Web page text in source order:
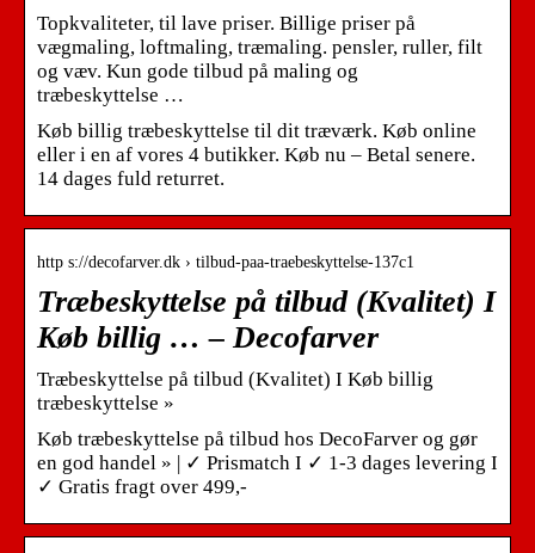
Topkvaliteter, til lave priser. Billige priser på
vægmaling, loftmaling, træmaling. pensler, ruller, filt
og væv. Kun gode tilbud på maling og
træbeskyttelse …
Køb billig træbeskyttelse til dit træværk. Køb online
eller i en af vores 4 butikker. Køb nu – Betal senere.
14 dages fuld returret.
http s://decofarver.dk › tilbud-paa-traebeskyttelse-137c1
Træbeskyttelse på tilbud (Kvalitet) I
Køb billig … – Decofarver
Træbeskyttelse på tilbud (Kvalitet) I Køb billig
træbeskyttelse »
Køb træbeskyttelse på tilbud hos DecoFarver og gør
en god handel » | ✓ Prismatch I ✓ 1-3 dages levering I
✓ Gratis fragt over 499,-